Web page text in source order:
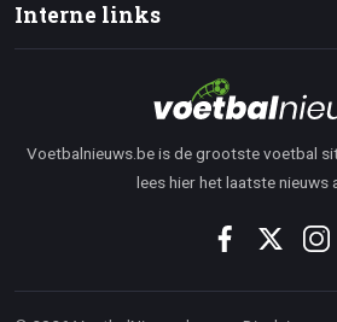
Interne links
Voetbalnieuws.be is de grootste voetbal
lees hier het laatste nieuws